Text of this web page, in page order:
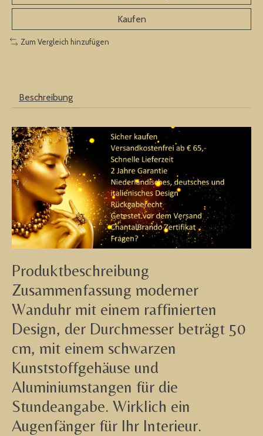
Kaufen
Zum Vergleich hinzufügen
Beschreibung
Produktbeschreibung
Zusammenfassung moderner
Wanduhr mit einem raffinierten
Design, der Durchmesser beträgt 50
cm, mit einem schwarzen
Kunststoffgehäuse und
Aluminiumstangen für die
Stundeangabe. Wirklich ein
Augenfänger für Ihr Interieur.